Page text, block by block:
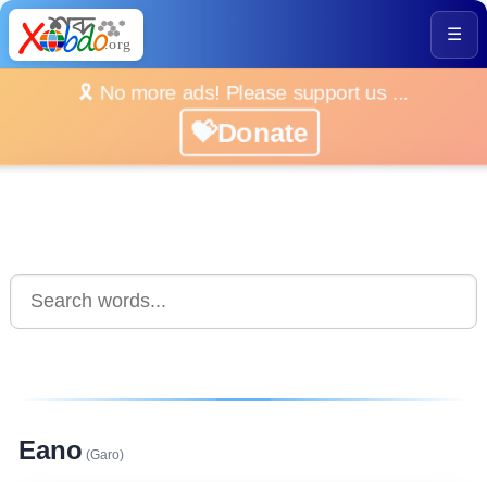
☰
🎗️ No more ads! Please support us ...
💝Donate
Eano (Garo)